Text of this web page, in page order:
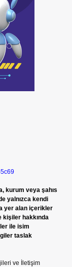
kurum veya şahıs
yalnızca kendi
yer alan içerikler
kişiler hakkında
ile isim
taslak
ve İletişim